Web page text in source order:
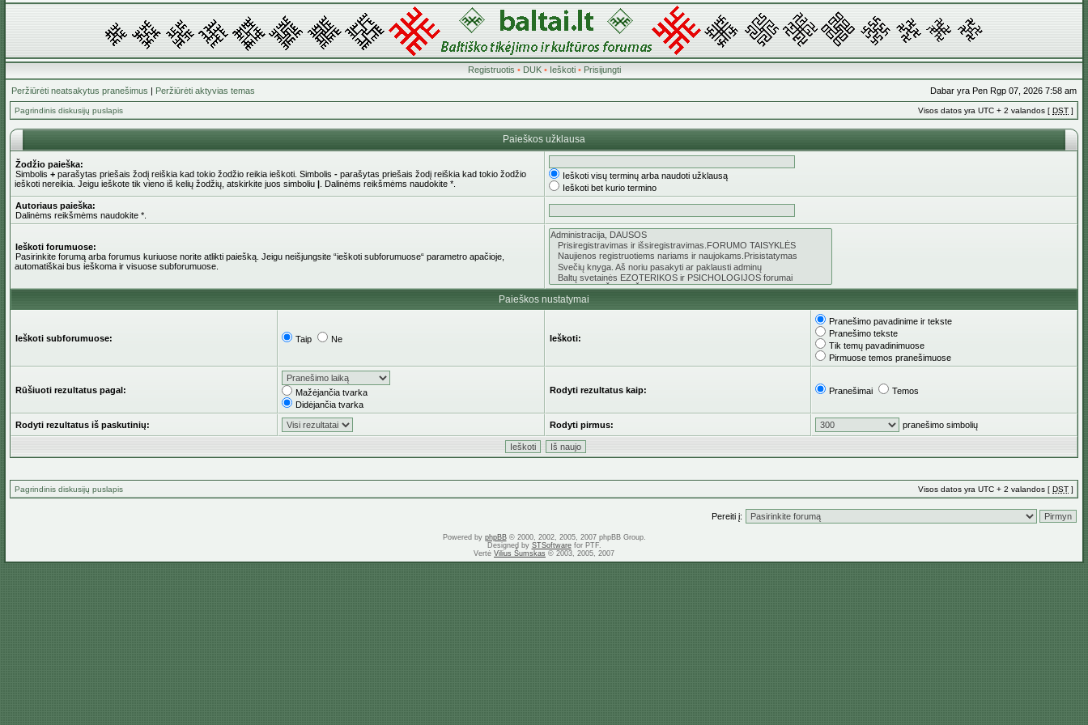
Registruotis • DUK• Ieškoti• Prisijungti
Peržiūrėti neatsakytus pranešimus | Peržiūrėti aktyvias temas Dabar yra Pen Rgp 07, 2026 7:58 am
Pagrindinis diskusijų puslapis Visos datos yra UTC + 2 valandos [ DST ]
Paieškos užklausa
Žodžio paieška:
Simbolis + parašytas priešais žodį reiškia kad tokio žodžio reikia ieškoti. Simbolis - parašytas priešais žodį reiškia kad tokio žodžio
ieškoti nereikia. Jeigu ieškote tik vieno iš kelių žodžių, atskirkite juos simboliu | . Dalinėms reikšmėms naudokite *.
Ieškoti visų terminų arba naudoti užklausą
Ieškoti bet kurio termino
Autoriaus paieška:
Dalinėms reikšmėms naudokite *.
Ieškoti forumuose:
Pasirinkite forumą arba forumus kuriuose norite atlikti paiešką. Jeigu neišjungsite “ieškoti subforumuose“ parametro apačioje,
automatiškai bus ieškoma ir visuose subforumuose.
Paieškos nustatymai
Ieškoti subforumuose: Taip Ne Ieškoti:
Pranešimo pavadinime ir tekste
Pranešimo tekste
Tik temų pavadinimuose
Pirmuose temos pranešimuose
Rūšiuoti rezultatus pagal:
Mažėjančia tvarka
Didėjančia tvarka
Rodyti rezultatus kaip: Pranešimai Temos
Rodyti rezultatus iš paskutinių: Rodyti pirmus: pranešimo simbolių
Pagrindinis diskusijų puslapis Visos datos yra UTC + 2 valandos [ DST ]
Pereiti į:
Powered by phpBB© 2000, 2002, 2005, 2007 phpBB Group.
Designed by STSoftwarefor PTF.
Vertė Vilius Šumskas © 2003, 2005, 2007